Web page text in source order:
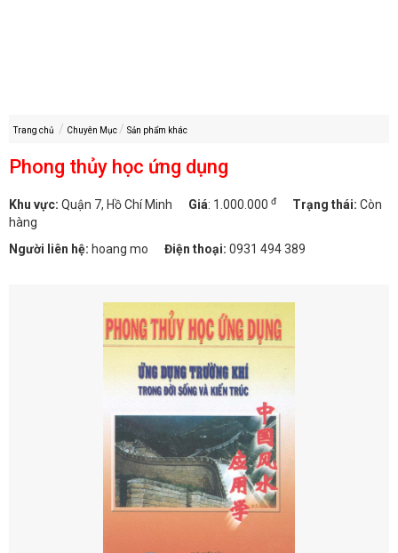
Trang chủ Chuyên Mục Sản phẩm khác
Phong thủy học ứng dụng
Khu vực: Quận 7, Hồ Chí Minh Giá: 1.000.000 đ Trạng thái: Còn
hàng
Người liên hệ: hoang mo Điện thoại: 0931 494 389